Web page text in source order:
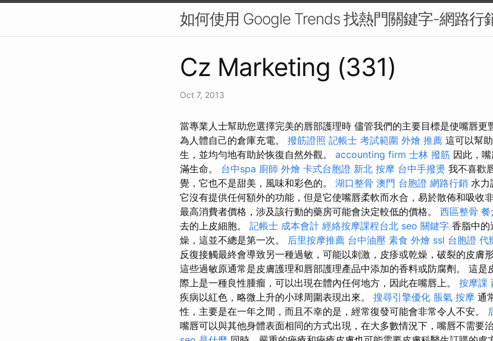
如何使用 Google Trends 找熱門關鍵字-網路行
Cz Marketing (331)
Oct 7, 2013
當專業人士幫助您選擇完美的唇部護理時 儘管我們的主要目標是使嘴唇更
為人體自己的倉庫充電。 撥筋證照 記帳士 考試範圍 外燴 推薦 這可以幫
生，並均勻地有助於恢復自然外觀。 accounting firm 士林 撥筋 因此，
滿生命。 台中spa 廚師 外燴 卡式台胞證 新北 按摩 台中手撥燙 我不喜歡
覺，它也不是甜美，風味和彩色的。 湖口整骨 澳門 台胞證 網路行銷 水力
它沒有提供任何額外的功能，但是它使嘴唇柔軟而水合，易於散佈和吸收
最高消費者價格，涉及該行動的藥房可能會決定較低的價格。 西區整骨 餐
去的上皮細胞。 記帳士 成本會計 經絡按摩課程台北 seo 關鍵字 香脂中的
燥，這並不總是第一次。 后里按摩推薦 台中油壓 素食 外燴 ssl 台胞證 代
反復接觸最終會導致另一種過敏，可能以刺激，皮疹或乾燥，破裂的皮膚
這些過敏原通常是皮膚護理和唇部護理產品中添加的香料或防腐劑。 這是
際上是一種良性腫瘤，可以出現在體內任何地方，因此在嘴唇上。 按摩課
疾病以紅色，略微上升的小球周圍表現出來。 搜尋引擎優化 脹氣 按摩 通
性，主要是在一年之間，而且不幸的是，經常復發可能會非常令人不安。
嘴唇可以與其他身體表面相同的方式出現，在大多數情況下，嘴唇不需要